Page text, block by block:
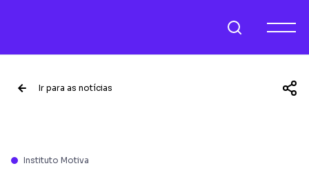
Ir para as notícias
Instituto Motiva